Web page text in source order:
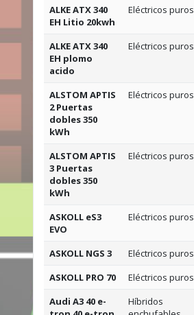
ALKE ATX 340
EH Litio 20kwh
Eléctricos puros
ALKE ATX 340
EH plomo
acido
Eléctricos puros
ALSTOM APTIS
2 Puertas
dobles 350
kWh
Eléctricos puros
ALSTOM APTIS
3 Puertas
dobles 350
kWh
Eléctricos puros
ASKOLL eS3
EVO
Eléctricos puros
ASKOLL NGS 3 Eléctricos puros
ASKOLL PRO 70
Eléctricos puros
Audi A3 40 e-
Híbridos